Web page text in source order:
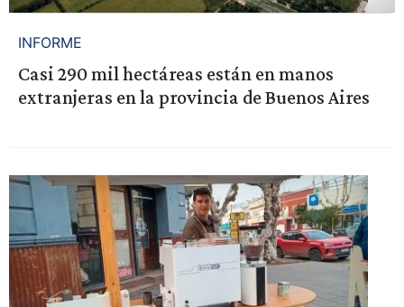
INFORME
Casi 290 mil hectáreas están en manos
extranjeras en la provincia de Buenos Aires